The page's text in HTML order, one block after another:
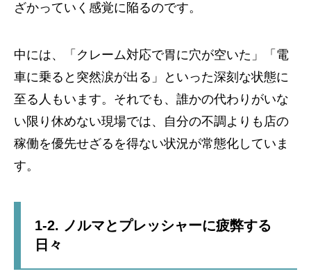
ざかっていく感覚に陥るのです。
中には、「クレーム対応で胃に穴が空いた」「電
車に乗ると突然涙が出る」といった深刻な状態に
至る人もいます。それでも、誰かの代わりがいな
い限り休めない現場では、自分の不調よりも店の
稼働を優先せざるを得ない状況が常態化していま
す。
1-2. ノルマとプレッシャーに疲弊する
日々